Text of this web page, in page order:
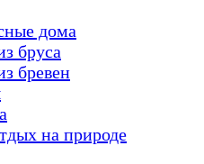
дома
бруса
бревен
на природе